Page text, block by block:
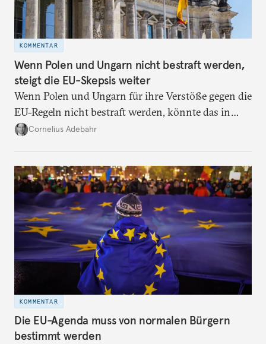
KOMMENTAR
Wenn Polen und Ungarn nicht bestraft werden,
steigt die EU-Skepsis weiter
Wenn Polen und Ungarn für ihre Verstöße gegen die
EU-Regeln nicht bestraft werden, könnte das in
Deutschland zu mehr Euroskeptizismus führen.
Cornelius Adebahr
KOMMENTAR
Die EU-Agenda muss von normalen Bürgern
bestimmt werden